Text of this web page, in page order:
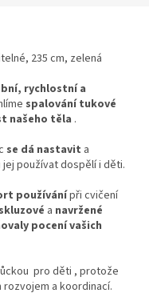
235 cm, zelená
rychlostní a
spalování tukové
našeho těla .
se dá nastavit a
používat dospělí i děti.
používánípři cvičení
a navržené
pocení vašich
pro děti , protože
a koordinací.